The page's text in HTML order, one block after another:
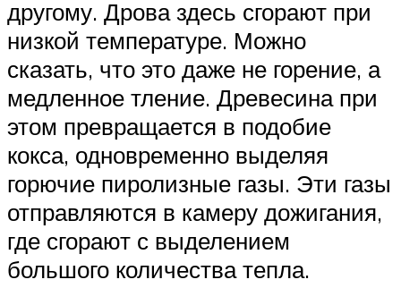
другому. Дрова здесь сгорают при
низкой температуре. Можно
сказать, что это даже не горение, а
медленное тление. Древесина при
этом превращается в подобие
кокса, одновременно выделяя
горючие пиролизные газы. Эти газы
отправляются в камеру дожигания,
где сгорают с выделением
большого количества тепла.